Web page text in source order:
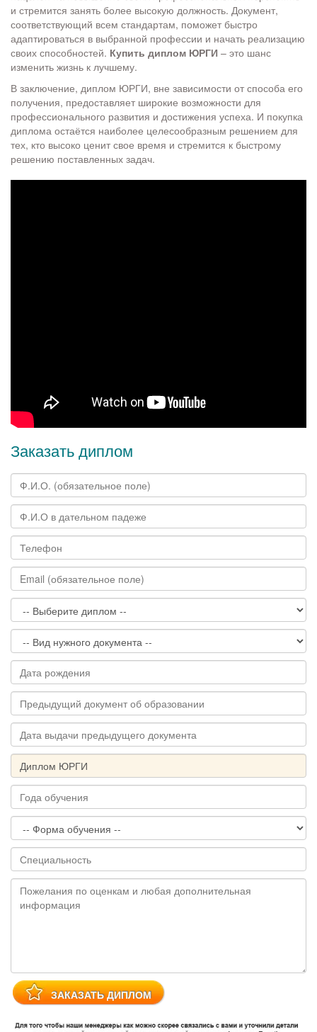
и стремится занять более высокую должность. Документ,
соответствующий всем стандартам, поможет быстро
адаптироваться в выбранной профессии и начать реализацию
своих способностей. Купить диплом ЮРГИ – это шанс
изменить жизнь к лучшему.
В заключение, диплом ЮРГИ, вне зависимости от способа его
получения, предоставляет широкие возможности для
профессионального развития и достижения успеха. И покупка
диплома остаётся наиболее целесообразным решением для
тех, кто высоко ценит свое время и стремится к быстрому
решению поставленных задач.
Заказать диплом